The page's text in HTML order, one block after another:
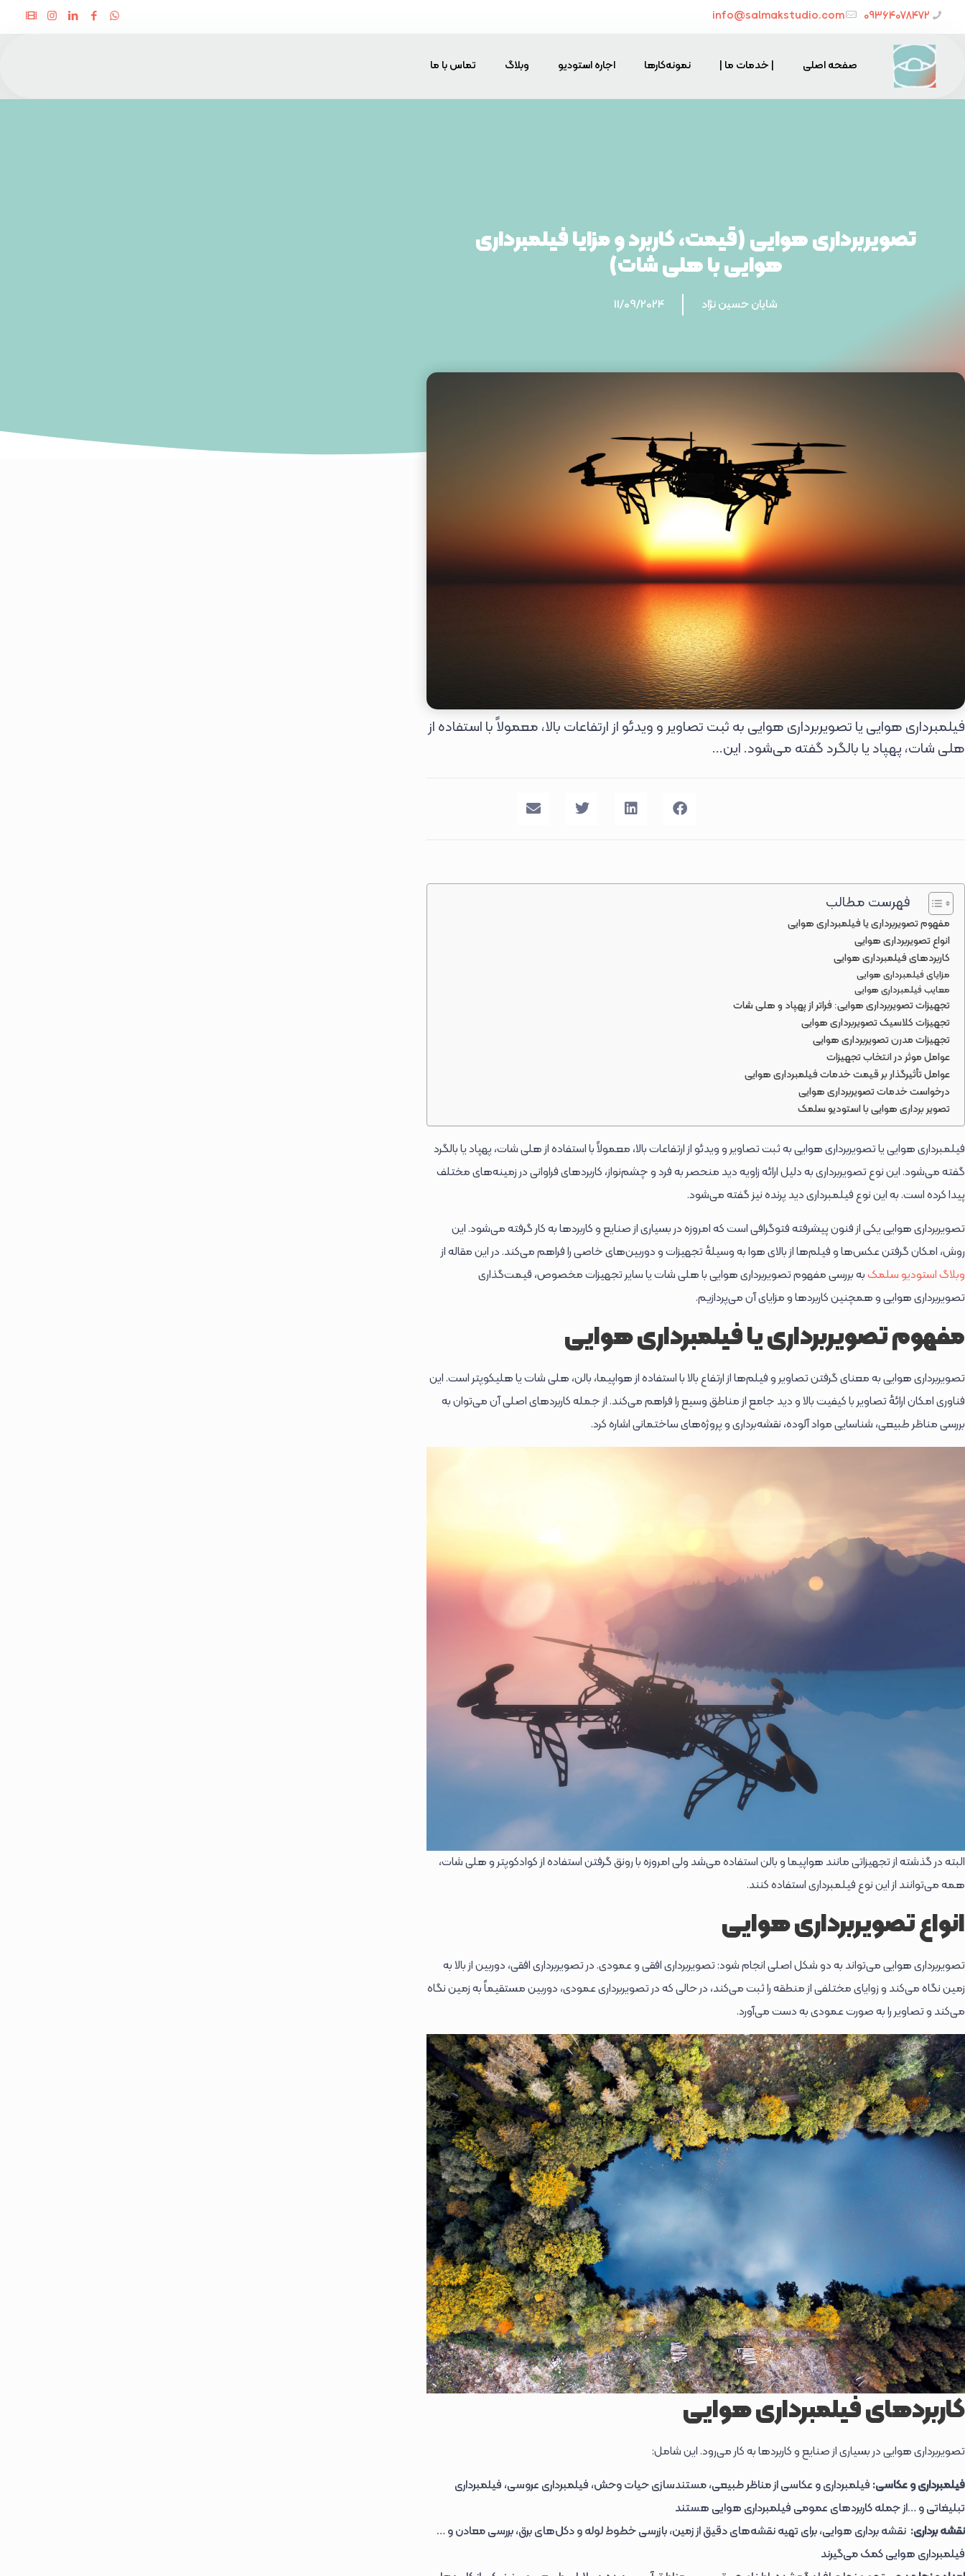
09364078472
info@salmakstudio.com
صفحه اصلی | خدمات ما | نمونه‌کارها اجاره استودیو وبلاگ تماس با ما
تصویربرداری هوایی (قیمت، کاربرد و مزایا فیلمبرداری
هوایی با هلی شات)
شایان حسین نژاد 11/09/2024
فیلمبرداری هوایی یا تصویربرداری هوایی به ثبت تصاویر و ویدئو از ارتفاعات بالا، معمولاً با استفاده از
هلی شات، پهپاد یا بالگرد گفته می‌شود. این...
فهرست مطالب
مفهوم تصویربرداری یا فیلمبرداری هوایی
انواع تصویربرداری هوایی
کاربردهای فیلمبرداری هوایی
مزایای فیلمبرداری هوایی
معایب فیلمبرداری هوایی
تجهیزات تصویربرداری هوایی: فراتر از پهپاد و هلی شات
تجهیزات کلاسیک تصویربرداری هوایی
تجهیزات مدرن تصویربرداری هوایی
عوامل موثر در انتخاب تجهیزات
عوامل تأثیرگذار بر قیمت خدمات فیلمبرداری هوایی
درخواست خدمات تصویربرداری هوایی
تصویر برداری هوایی با استودیو سلمک
فیلمبرداری هوایی یا تصویربرداری هوایی به ثبت تصاویر و ویدئو از ارتفاعات بالا، معمولاً با استفاده از هلی شات، پهپاد یا بالگرد
گفته می‌شود. این نوع تصویربرداری به دلیل ارائه زاویه دید منحصر به فرد و چشم‌نواز، کاربردهای فراوانی در زمینه‌های مختلف
پیدا کرده است. به این نوع فیلمبرداری دید پرنده نیز گفته می‌شود.
تصویربرداری هوایی یکی از فنون پیشرفته فتوگرافی است که امروزه در بسیاری از صنایع و کاربردها به کار گرفته می‌شود. این
روش، امکان گرفتن عکس‌ها و فیلم‌ها از بالای هوا به وسیلهٔ تجهیزات و دوربین‌های خاصی را فراهم می‌کند. در این مقاله از
وبلاگ استودیو سلمکبه بررسی مفهوم تصویربرداری هوایی با هلی شات یا سایر تجهیزات مخصوص، قیمت‌گذاری
تصویربرداری هوایی و همچنین کاربردها و مزایای آن می‌پردازیم.
مفهوم تصویربرداری یا فیلمبرداری هوایی
تصویربرداری هوایی به معنای گرفتن تصاویر و فیلم‌ها از ارتفاع بالا با استفاده از هواپیما، بالن، هلی شات یا هلیکوپتر است. این
فناوری امکان ارائهٔ تصاویر با کیفیت بالا و دید جامع از مناطق وسیع را فراهم می‌کند. از جمله کاربردهای اصلی آن می‌توان به
بررسی مناظر طبیعی، شناسایی مواد آلوده، نقشه‌برداری و پروژه‌های ساختمانی اشاره کرد.
البته در گذشته از تجهیزاتی مانند هواپیما و بالن استفاده می‌شد ولی امروزه با رونق گرفتن استفاده از کوادکوپتر و هلی شات،
همه می‌توانند از این نوع فیلمبرداری استفاده کنند.
انواع تصویربرداری هوایی
تصویربرداری هوایی می‌تواند به دو شکل اصلی انجام شود: تصویربرداری افقی و عمودی. در تصویربرداری افقی، دوربین از بالا به
زمین نگاه می‌کند و زوایای مختلفی از منطقه را ثبت می‌کند، در حالی که در تصویربرداری عمودی، دوربین مستقیماً به زمین نگاه
می‌کند و تصاویر را به صورت عمودی به دست می‌آورد.
کاربردهای فیلمبرداری هوایی
تصویربرداری هوایی در بسیاری از صنایع و کاربردها به کار می‌رود. این شامل:
فیلمبرداری و عکاسی: فیلمبرداری و عکاسی از مناظر طبیعی، مستندسازی حیات وحش، فیلمبرداری عروسی، فیلمبرداری
تبلیغاتی و …از جمله کاربردهای عمومی فیلمبرداری هوایی هستند
نقشه برداری: نقشه برداری هوایی، برای تهیه نقشه‌های دقیق از زمین، بازرسی خطوط لوله و دکل‌های برق، بررسی معادن و …
فیلمبرداری هوایی کمک می‌گیرند